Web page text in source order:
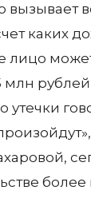
вызывает
каких
лицо
млн рублей
утечки